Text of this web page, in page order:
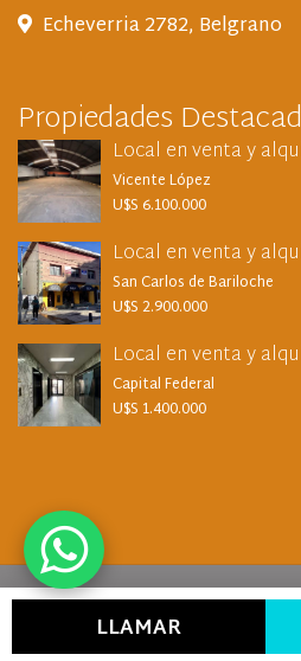
LLAMAR
Echeverria 2782, Belgrano
Propiedades
Local en venta y
Vicente López
U$S 6.100.000
Local en venta y
San Carlos de Bariloche
U$S 2.900.000
Local en venta y
Capital Federal
U$S 1.400.000
Provisto por